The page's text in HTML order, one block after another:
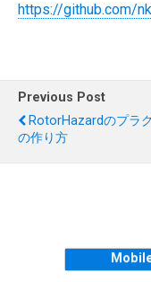
https://github.com/
Previous Post
RotorHazardのプラ
の作り方